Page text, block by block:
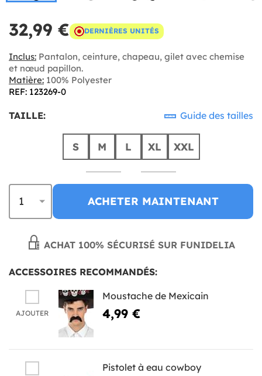
32,99 € DERNIÈRES UNITÉS
Inclus: Pantalon, ceinture, chapeau, gilet avec chemise
et nœud papillon.
Matière: 100% Polyester
REF: 123269-0
TAILLE: Guide des tailles
S M L XL XXL
ACHETER MAINTENANT
ACHAT 100% SÉCURISÉ SUR FUNIDELIA
ACCESSOIRES RECOMMANDÉS:
AJOUTER
Moustache de Mexicain
4,99 €
Pistolet à eau cowboy